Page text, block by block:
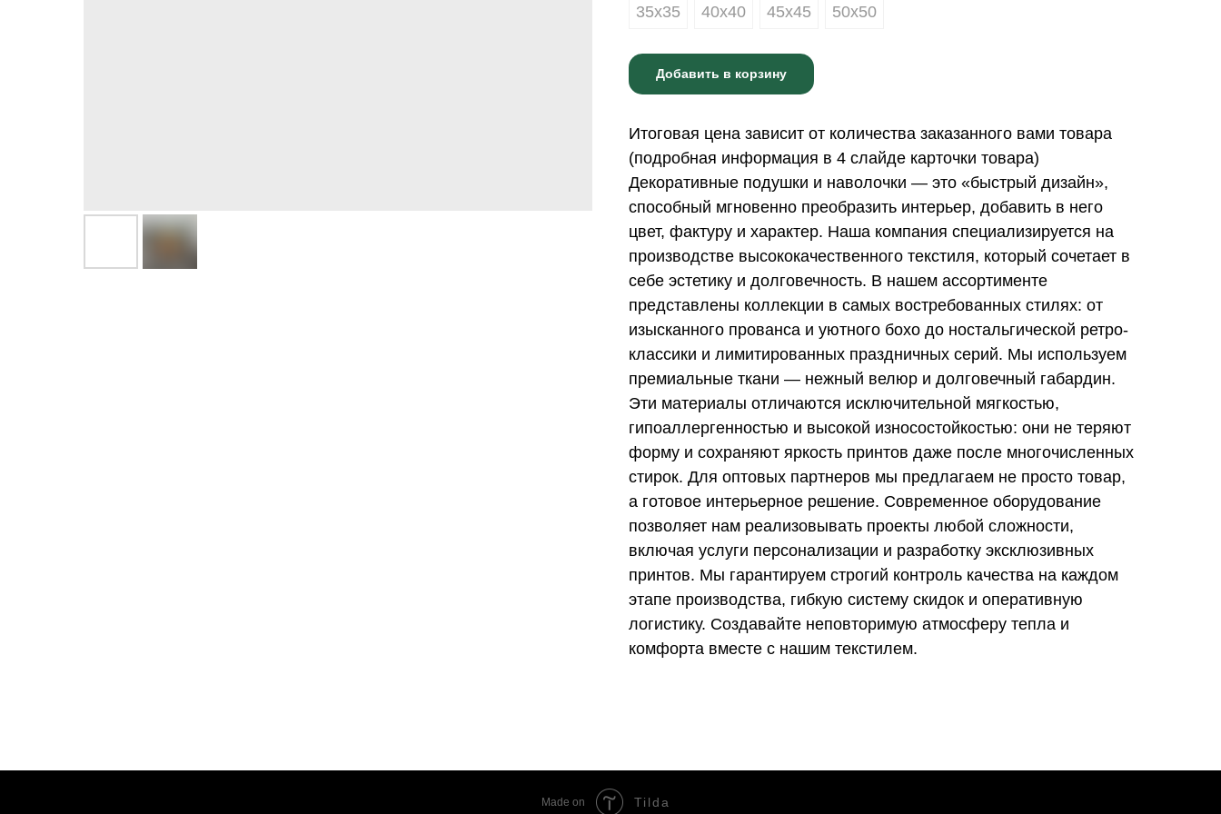
35х35
40х40 45х45 50х50
Добавить в корзину
Итоговая цена зависит от количества заказанного вами товара
(подробная информация в 4 слайде карточки товара)
Декоративные подушки и наволочки — это «быстрый дизайн»,
способный мгновенно преобразить интерьер, добавить в него
цвет, фактуру и характер. Наша компания специализируется на
производстве высококачественного текстиля, который сочетает в
себе эстетику и долговечность. В нашем ассортименте
представлены коллекции в самых востребованных стилях: от
изысканного прованса и уютного бохо до ностальгической ретро-
классики и лимитированных праздничных серий. Мы используем
премиальные ткани — нежный велюр и долговечный габардин.
Эти материалы отличаются исключительной мягкостью,
гипоаллергенностью и высокой износостойкостью: они не теряют
форму и сохраняют яркость принтов даже после многочисленных
стирок. Для оптовых партнеров мы предлагаем не просто товар,
а готовое интерьерное решение. Современное оборудование
позволяет нам реализовывать проекты любой сложности,
включая услуги персонализации и разработку эксклюзивных
принтов. Мы гарантируем строгий контроль качества на каждом
этапе производства, гибкую систему скидок и оперативную
логистику. Создавайте неповторимую атмосферу тепла и
комфорта вместе с нашим текстилем.
Made on Tilda